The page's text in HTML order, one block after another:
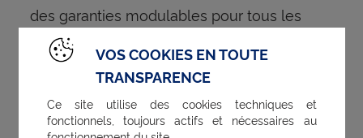
des garanties modulables pour tous les
membres de votre foyer afin de leur garantir
une meilleure santé.
Votre fille doit porter des lunettes de
VOS COOKIES EN TOUTE
TRANSPARENCE
Ce site utilise des cookies techniques et
fonctionnels, toujours actifs et nécessaires au